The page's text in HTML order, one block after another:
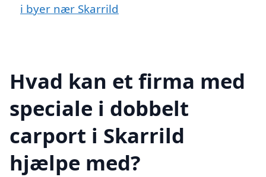
i byer nær Skarrild
Hvad kan et firma med
speciale i dobbelt
carport i Skarrild
hjælpe med?